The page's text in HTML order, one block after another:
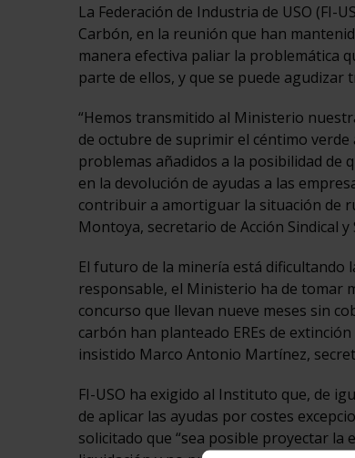
La Federación de Industria de USO (FI-
Carbón, en la reunión que han
manera efectiva paliar la problemática
parte de ellos, y que se puede
“Hemos transmitido al Ministerio
de octubre de suprimir el céntimo
problemas añadidos a la posibilidad de
en la devolución de ayudas a las
contribuir a amortiguar la situación de
Montoya, secretario de Acción Sindical y
El futuro de la minería está dificultando
responsable, el Ministerio ha de tomar
concurso que llevan nueve meses sin
carbón han planteado EREs de
insistido Marco Antonio Martínez,
FI-USO ha exigido al Instituto que, de
de aplicar las ayudas por costes
solicitado que “sea posible proyectar la